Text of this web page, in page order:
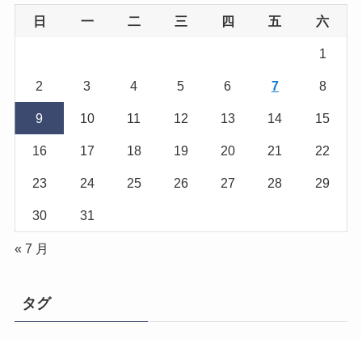
日 一 二 三 四 五 六
1
2 3 4 5 6 7 8
9 10 11 12 13 14 15
16 17 18 19 20 21 22
23 24 25 26 27 28 29
30 31
« 7 月
タグ